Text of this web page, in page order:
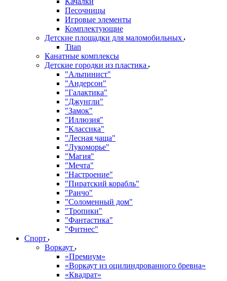
Песочницы
Игровые элементы
Комплектующие
Детские площадки для маломобильных
Titan
Канатные комплексы
Детские городки из пластика
"Альпинист"
"Андерсон"
"Галактика"
"Джунгли"
"Замок"
"Иллюзия"
"Классика"
"Лесная чаща"
"Лукоморье"
"Магия"
"Мечта"
"Настроение"
"Пиратский корабль"
"Ранчо"
"Соломенный дом"
"Тропики"
"Фантастика"
"Фитнес"
Спорт
Воркаут
«Премиум»
«Воркаут из оцилиндрованного бревна»
«Квадрат»